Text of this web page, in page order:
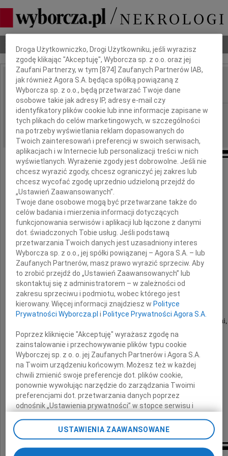
Nekrologi Odeszli Poradnik pogrzebowy
IMIĘ I NAZWISKO: Krzysztof Pirecki
REGION: Warszawa
DATA EMISJI: 04.03.2010
Ogromny żal, pustka,
odszedł nagle nasz Przyjaciel
dr Krzysztof Pirecki
psycholog,
nauczyciel akademicki,
zawsze życzliwy, koleżeński,
kochał ludzi, zwiedzanie świata.
Tak cieszyłeś się na ten ostatni wyjazd... ostatni,
z Twojej nowej, ostatniej książki... ostatniej.
Żegnaj, Krzysiu.
Elu
jesteśmy z Tobą
Elżbieta i Staszek Dulko
Dbamy o Twoją prywatność
Droga Użytkowniczko, Drogi Użytkowniku, jeśli wyrazisz
zgodę klikając "Akceptuję", Wyborcza sp. z o.o. oraz jej
Zaufani Partnerzy, w tym [874] Zaufanych Partnerów IAB,
jak również Agora S.A. będąca spółką powiązaną z
Wyborcza sp. z o.o., będą przetwarzać Twoje dane
osobowe takie jak adresy IP, adresy e-mail czy
identyfikatory plików cookie lub inne informacje zapisane w
tych plikach do celów marketingowych, w szczególności
na potrzeby wyświetlania reklam dopasowanych do
Twoich zainteresowań i preferencji w swoich serwisach,
aplikacjach i w Internecie lub personalizacji treści w nich
wyświetlanych. Wyrażenie zgody jest dobrowolne. Jeśli nie
chcesz wyrazić zgody, chcesz ograniczyć jej zakres lub
chcesz wycofać zgodę uprzednio udzieloną przejdź do
„Ustawień Zaawansowanych”.
Twoje dane osobowe mogą być przetwarzane także do
celów badania i mierzenia informacji dotyczących
funkcjonowania serwisów i aplikacji lub łączone z danymi
dot. świadczonych Tobie usług. Jeśli podstawą
przetwarzania Twoich danych jest uzasadniony interes
Wyborcza sp. z o.o., jej spółki powiązanej – Agora S.A. – lub
Zaufanych Partnerów, masz prawo wyrazić sprzeciw. Aby
to zrobić przejdź do „Ustawień Zaawansowanych” lub
skontaktuj się z administratorem – w zależności od
zakresu sprzeciwu i podmiotu, wobec którego jest
kierowany. Więcej informacji znajdziesz wPolityce
Prywatności Wyborcza.pl iPolityce Prywatności Agora S.A.
Poprzez kliknięcie "Akceptuję" wyrażasz zgodę na
zainstalowanie i przechowywanie plików typu cookie
Wyborczej sp. z o. o. jej Zaufanych Partnerów i Agora S.A.
na Twoim urządzeniu końcowym. Możesz też w każdej
chwili zmienić swoje preferencje dot. plików cookie,
ponownie wywołując narzędzie do zarządzania Twoimi
preferencjami dot. przetwarzania danych poprzez
odnośnik „Ustawienia prywatności” w stopce serwisu i
Zmiana ustawień plików cookie możliwa jest także za
pomocą ustawień przeglądarki.
USTAWIENIA ZAAWANSOWANE